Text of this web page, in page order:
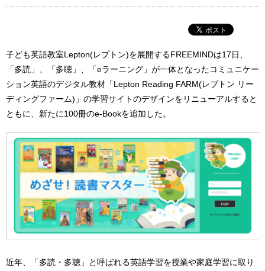
子ども英語教室Lepton(レプトン)を展開するFREEMINDは17日、
「多読」、「多聴」、「eラーニング」が一体となったコミュニケー
ション英語のデジタル教材「Lepton Reading FARM(レプトン リー
ディングファーム)」の学習サイトのデザインをリニューアルすると
ともに、新たに100冊のe-Bookを追加した。
近年、「多読・多聴」と呼ばれる英語学習を授業や家庭学習に取り